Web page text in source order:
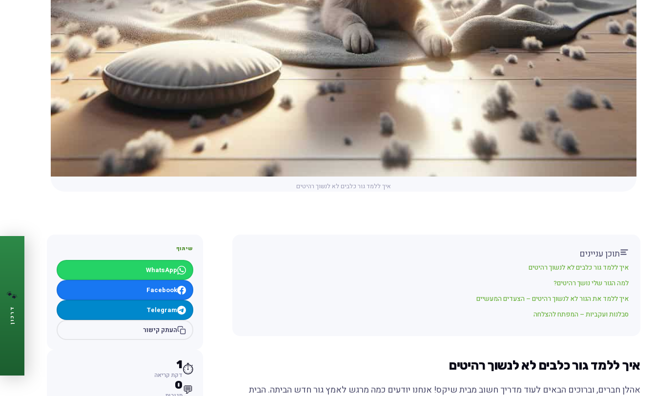
איך ללמד גור כלבים לא לנשוך רהיטים
תוכן עניינים
איך ללמד גור כלבים לא לנשוך רהיטים
למה הגור שלי נושך רהיטים?
איך ללמד את הגור לא לנשוך רהיטים – הצעדים המעשיים
סבלנות ועקביות – המפתח להצלחה
איך ללמד גור כלבים לא לנשוך רהיטים
אהלן חברים, וברוכים הבאים לעוד מדריך חשוב מבית שיקס! אנחנו יודעים כמה מרגש לאמץ גור חדש הביתה. הבית
שיתוף
WhatsApp
Facebook
Telegram
העתק קישור
⏱️
1
דקת קריאה
💬
0
🐾
דרכון
🐾
הדרכון הדיגיטלי